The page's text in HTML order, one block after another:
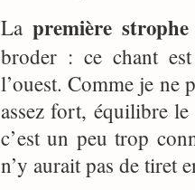
La première strophe
broder : ce chant
l’ouest. Comme je ne
assez fort, équilibre
c’est un peu trop
n’y aurait pas de tiret